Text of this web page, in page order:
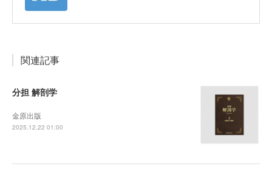
関連記事
分担 解剖学
金原出版
2025.12.22 01:00